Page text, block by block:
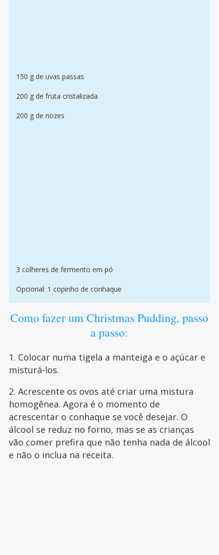
150 g de uvas passas
200 g de fruta cristalizada
200 g de nozes
3 colheres de fermento em pó
Opcional: 1 copinho de conhaque
Como fazer um Christmas Pudding, passo
a passo:
1. Colocar numa tigela a manteiga e o açúcar e
misturá-los.
2. Acrescente os ovos até criar uma mistura
homogênea. Agora é o momento de
acrescentar o conhaque se você desejar. O
álcool se reduz no forno, mas se as crianças
vão comer prefira que não tenha nada de álcool
e não o inclua na receita.